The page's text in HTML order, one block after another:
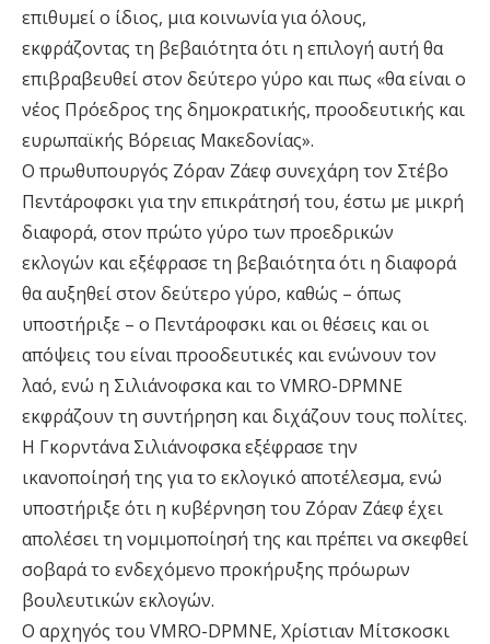
επιθυμεί ο ίδιος, μια κοινωνία για όλους,
εκφράζοντας τη βεβαιότητα ότι η επιλογή αυτή θα
επιβραβευθεί στον δεύτερο γύρο και πως «θα είναι ο
νέος Πρόεδρος της δημοκρατικής, προοδευτικής και
ευρωπαϊκής Βόρειας Μακεδονίας».
Ο πρωθυπουργός Ζόραν Ζάεφ συνεχάρη τον Στέβο
Πεντάροφσκι για την επικράτησή του, έστω με μικρή
διαφορά, στον πρώτο γύρο των προεδρικών
εκλογών και εξέφρασε τη βεβαιότητα ότι η διαφορά
θα αυξηθεί στον δεύτερο γύρο, καθώς – όπως
υποστήριξε – ο Πεντάροφσκι και οι θέσεις και οι
απόψεις του είναι προοδευτικές και ενώνουν τον
λαό, ενώ η Σιλιάνοφσκα και το VMRO-DPMNE
εκφράζουν τη συντήρηση και διχάζουν τους πολίτες.
Η Γκορντάνα Σιλιάνοφσκα εξέφρασε την
ικανοποίησή της για το εκλογικό αποτέλεσμα, ενώ
υποστήριξε ότι η κυβέρνηση του Ζόραν Ζάεφ έχει
απολέσει τη νομιμοποίησή της και πρέπει να σκεφθεί
σοβαρά το ενδεχόμενο προκήρυξης πρόωρων
βουλευτικών εκλογών.
Ο αρχηγός του VMRO-DPMNE, Χρίστιαν Μίτσκοσκι